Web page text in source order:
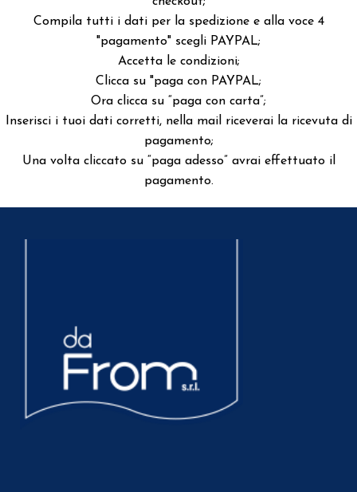
Compila tutti i dati per la spedizione e alla voce 4
"pagamento" scegli PAYPAL;
Accetta le condizioni;
Clicca su "paga con PAYPAL;
Ora clicca su “paga con carta”;
Inserisci i tuoi dati corretti, nella mail riceverai la ricevuta di
pagamento;
Una volta cliccato su “paga adesso” avrai effettuato il
pagamento.